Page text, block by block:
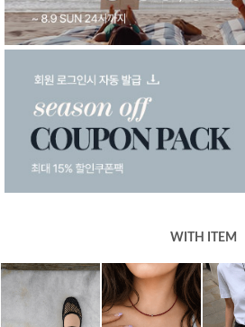
WITH ITEM